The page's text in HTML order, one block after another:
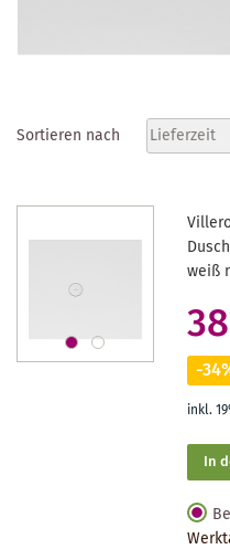
Sortieren nach
weiß
-
inkl.
In